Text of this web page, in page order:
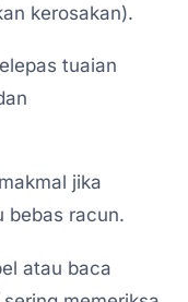
kerosakan).
tuaian
jika
bebas racun.
atau baca